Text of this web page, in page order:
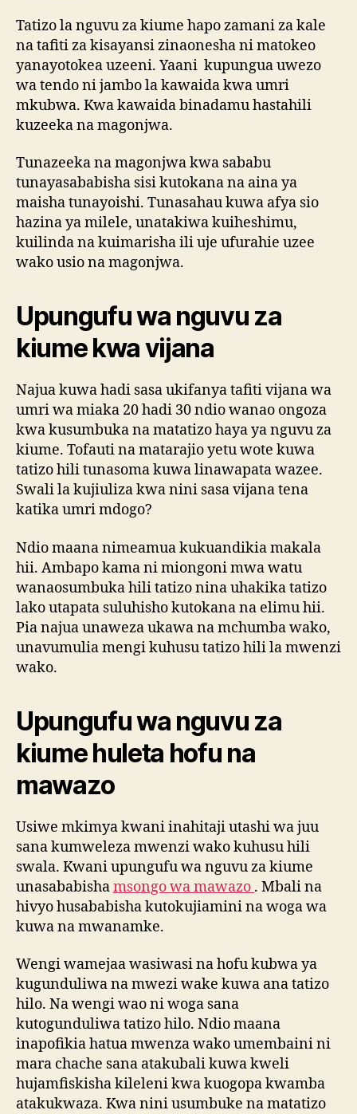
Tatizo la nguvu za kiume hapo zamani za kale
na tafiti za kisayansi zinaonesha ni matokeo
yanayotokea uzeeni. Yaani kupungua uwezo
wa tendo ni jambo la kawaida kwa umri
mkubwa. Kwa kawaida binadamu hastahili
kuzeeka na magonjwa.
Tunazeeka na magonjwa kwa sababu
tunayasababisha sisi kutokana na aina ya
maisha tunayoishi. Tunasahau kuwa afya sio
hazina ya milele, unatakiwa kuiheshimu,
kuilinda na kuimarisha ili uje ufurahie uzee
wako usio na magonjwa.
Upungufu wa nguvu za
kiume kwa vijana
Najua kuwa hadi sasa ukifanya tafiti vijana wa
umri wa miaka 20 hadi 30 ndio wanao ongoza
kwa kusumbuka na matatizo haya ya nguvu za
kiume. Tofauti na matarajio yetu wote kuwa
tatizo hili tunasoma kuwa linawapata wazee.
Swali la kujiuliza kwa nini sasa vijana tena
katika umri mdogo?
Ndio maana nimeamua kukuandikia makala
hii. Ambapo kama ni miongoni mwa watu
wanaosumbuka hili tatizo nina uhakika tatizo
lako utapata suluhisho kutokana na elimu hii.
Pia najua unaweza ukawa na mchumba wako,
unavumulia mengi kuhusu tatizo hili la mwenzi
wako.
Upungufu wa nguvu za
kiume huleta hofu na
mawazo
Usiwe mkimya kwani inahitaji utashi wa juu
sana kumweleza mwenzi wako kuhusu hili
swala. Kwani upungufu wa nguvu za kiume
unasababishamsongo wa mawazo . Mbali na
hivyo husababisha kutokujiamini na woga wa
kuwa na mwanamke.
Wengi wamejaa wasiwasi na hofu kubwa ya
kugunduliwa na mwezi wake kuwa ana tatizo
hilo. Na wengi wao ni woga sana
kutogunduliwa tatizo hilo. Ndio maana
inapofikia hatua mwenza wako umembaini ni
mara chache sana atakubali kuwa kweli
hujamfiskisha kileleni kwa kuogopa kwamba
atakukwaza. Kwa nini usumbuke na matatizo